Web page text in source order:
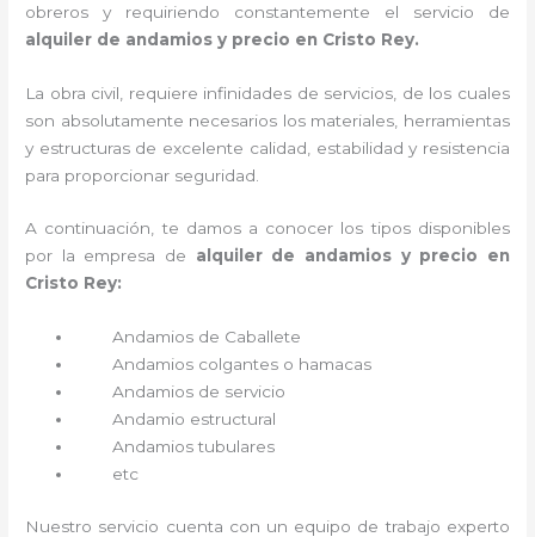
obreros y requiriendo constantemente el servicio de
alquiler de andamios y precio en Cristo Rey.
La obra civil, requiere infinidades de servicios, de los cuales
son absolutamente necesarios los materiales, herramientas
y estructuras de excelente calidad, estabilidad y resistencia
para proporcionar seguridad.
A continuación, te damos a conocer los tipos disponibles
por la empresa de alquiler de andamios y precio en
Cristo Rey:
Andamios de Caballete
Andamios colgantes o hamacas
Andamios de servicio
Andamio estructural
Andamios tubulares
etc
Nuestro servicio cuenta con un equipo de trabajo experto